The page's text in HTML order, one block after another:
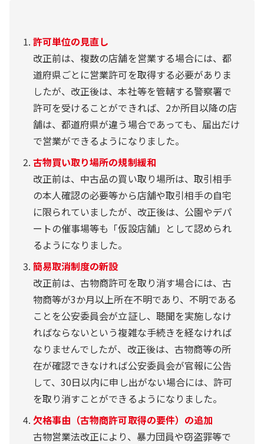
許可単位の見直し
改正前は、複数の店舗を営業する場合には、都
道府県ごとに営業許可を取得する必要がありま
したが、改正後は、本社等を管轄する警察署で
許可を受けることができれば、2か所目以降の店
舗は、都道府県が違う場合であっても、届出だけ
で営業ができるようになりました。
古物買い取り場所の規制緩和
改正前は、中古品の買い取り場所は、取引相手
の本人確認の必要等から店舗や取引相手の自宅
に限られていましたが、改正後は、公園やデパ
ートの催事場等も「仮設店舗」として認められ
るようになりました。
簡易取消制度の新設
改正前は、古物商許可を取り消す場合には、古
物商等が3か月以上所在不明であり、不明である
ことを公安委員会が立証し、聴聞を実施しなけ
ればならないという複雑な手続きを経なければ
なりませんでしたが、改正後は、古物商等の所
在が確認できなければ公安委員会が官報に公告
して、30日以内に申し出がない場合には、許可
を取り消すことができるようになりました。
欠格事由（古物商許可取得の要件）の追加
古物営業法改正により、暴力団員や窃盗罪等で